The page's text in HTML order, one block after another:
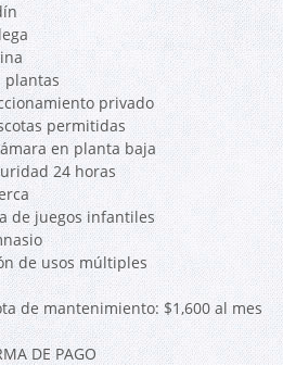
plantas
privado
permitidas
en planta baja
24 horas
de juegos infantiles
de usos múltiples
de mantenimiento: $1,600 al mes
DE PAGO